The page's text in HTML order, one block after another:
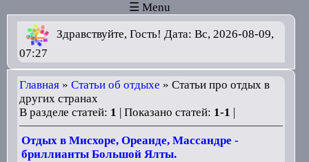
☰ Menu
Здравствуйте, Гость! Дата: Вс, 2026-08-09,
07:27
Главная» Статьи об отдыхе » Статьи про отдых в
других странах
В разделе статей: 1 | Показано статей: 1-1 |
Отдых в Мисхоре, Ореанде, Массандре -
бриллианты Большой Ялты.